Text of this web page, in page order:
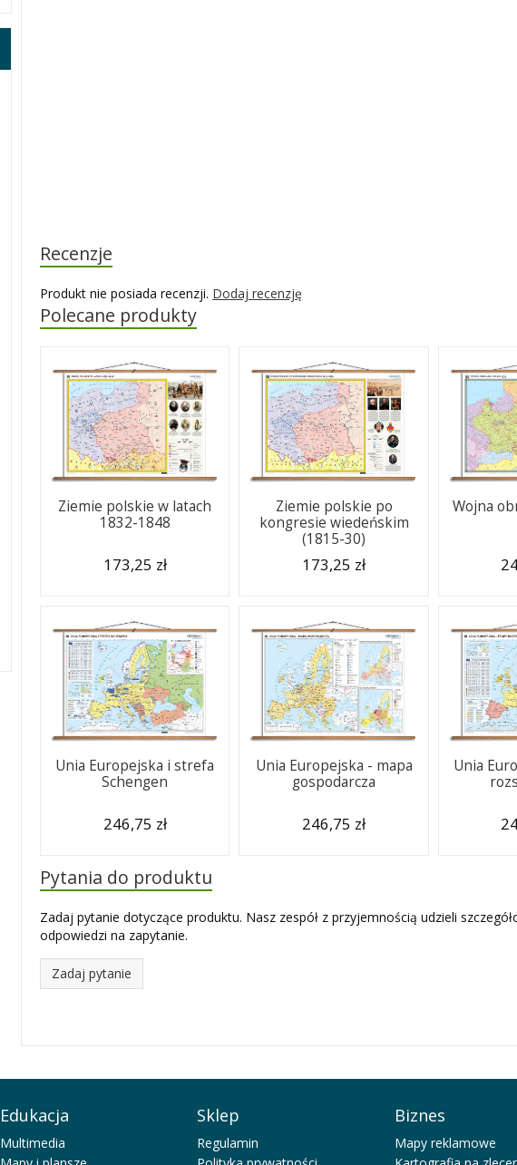
Recenzje
Produkt nie posiada recenzji. Dodaj recenzję
Polecane produkty
Ziemie polskie w latach
1832-1848
173,25 zł
Ziemie polskie po
kongresie wiedeńskim
(1815-30)
173,25 zł
Wojna
Unia Europejska i strefa
Schengen
246,75 zł
Unia Europejska - mapa
gospodarcza
246,75 zł
Unia
Pytania do produktu
Zadaj pytanie dotyczące produktu. Nasz zespół z przyjemnością udzieli
odpowiedzi na zapytanie.
Zadaj pytanie
Edukacja
Multimedia
Sklep
Regulamin
Biznes
Mapy reklamowe